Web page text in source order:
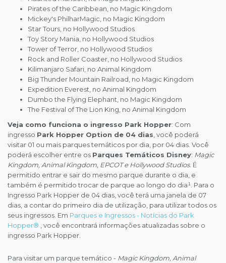
Pirates of the Caribbean, no Magic Kingdom
Mickey's PhilharMagic, no Magic Kingdom
Star Tours, no Hollywood Studios
Toy Story Mania, no Hollywood Studios
Tower of Terror, no Hollywood Studios
Rock and Roller Coaster, no Hollywood Studios
Kilimanjaro Safari, no Animal Kingdom
Big Thunder Mountain Railroad, no Magic Kingdom
Expedition Everest, no Animal Kingdom
Dumbo the Flying Elephant, no Magic Kingdom
The Festival of The Lion King, no Animal Kingdom
Veja como funciona o ingresso Park Hopper: Com
ingresso Park Hopper Option de 04 dias , você poderá
visitar 01 ou mais parques temáticos por dia, por 04 dias. Você
poderá escolher entre os Parques Temáticos Disney: Magic
Kingdom, Animal Kingdom, EPCOT e Hollywood Studios. É
permitido entrar e sair do mesmo parque durante o dia, e
também é permitido trocar de parque ao longo do dia¹. Para o
Ingresso Park Hopper de 04 dias, você terá uma janela de 07
dias, a contar do primeiro dia de utilização, para utilizar todos os
seus ingressos. Em Parques e Ingressos - Notícias do Park
Hopper®
, você encontrará informações atualizadas sobre o
ingresso Park Hopper.
Para visitar um parque temático - Magic Kingdom, Animal